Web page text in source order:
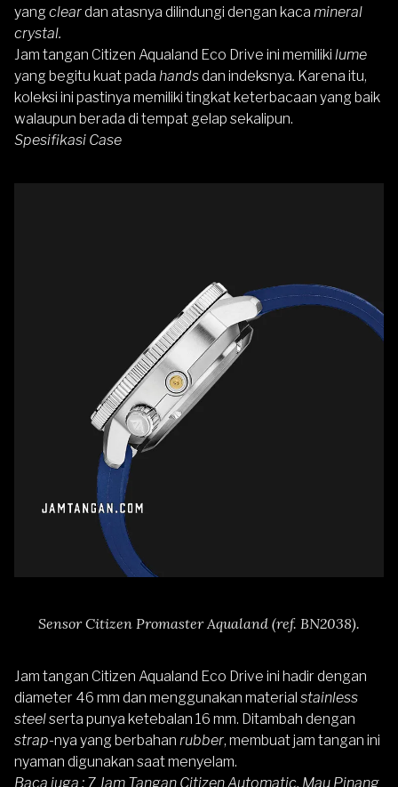
yang cleardan atasnya dilindungi dengan kaca mineral
crystal.
Jam tangan Citizen Aqualand Eco Drive ini memiliki lume
yang begitu kuat pada handsdan indeksnya. Karena itu,
koleksi ini pastinya memiliki tingkat keterbacaan yang baik
walaupun berada di tempat gelap sekalipun.
Spesifikasi Case
Sensor Citizen Promaster Aqualand (ref. BN2038).
Jam tangan Citizen Aqualand Eco Drive ini hadir dengan
diameter 46 mm dan menggunakan material stainless
steelserta punya ketebalan 16 mm. Ditambah dengan
strap-nya yang berbahan rubber, membuat jam tangan ini
nyaman digunakan saat menyelam.
Baca juga : 7 Jam Tangan Citizen Automatic, Mau Pinang